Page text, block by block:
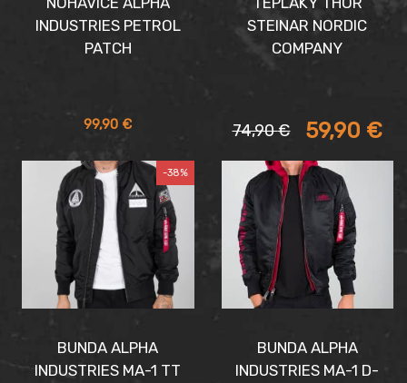
INDUSTRIES PETROL
PATCH
99,90 €
STEINAR NORDIC
COMPANY
74,90€
Pôvodná
bola:
74,90 €.
59,90 €
Aktuálna
je:
59,90 €.
-38%
BUNDA ALPHA
INDUSTRIES MA-1 TT
BUNDA ALPHA
INDUSTRIES MA-1 D-